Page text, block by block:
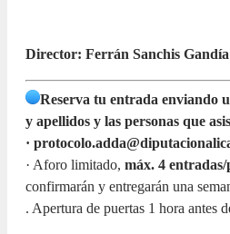
Director: Ferrán Sanchis Gandía
Reserva tu entrada enviando
y apellidos y las personas que
·
· Aforo limitado, máx. 4 entradas/
confirmarán y entregarán una
. Apertura de puertas 1 hora antes